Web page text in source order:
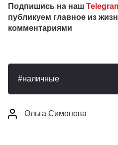
Подпишись на наш
публикуем главное из
комментариями
наличные
Ольга Симонова